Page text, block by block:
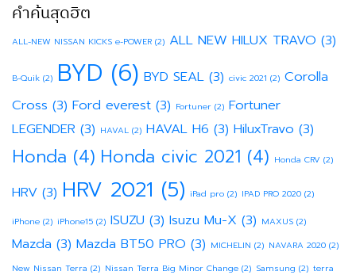
คำค้นสุดฮิต
ALL-NEW NISSAN KICKS e-POWER (2) ALL NEW HILUX TRAVO (3)
B-Quik (2) BYD (6) BYD SEAL (3) civic 2021 (2) Corolla
Cross (3) Ford everest (3) Fortuner (2) Fortuner
LEGENDER (3) HAVAL (2) HAVAL H6 (3) HiluxTravo (3)
Honda (4) Honda civic 2021 (4) Honda CRV (2)
HRV (3) HRV 2021 (5) iPad pro (2) IPAD PRO 2020 (2)
iPhone (2) iPhone15 (2) ISUZU (3) Isuzu Mu-X (3) MAXUS (2)
Mazda (3) Mazda BT50 PRO (3) MICHELIN (2) NAVARA 2020 (2)
New Nissan Terra (2) Nissan Terra Big Minor Change (2) Samsung (2) terra